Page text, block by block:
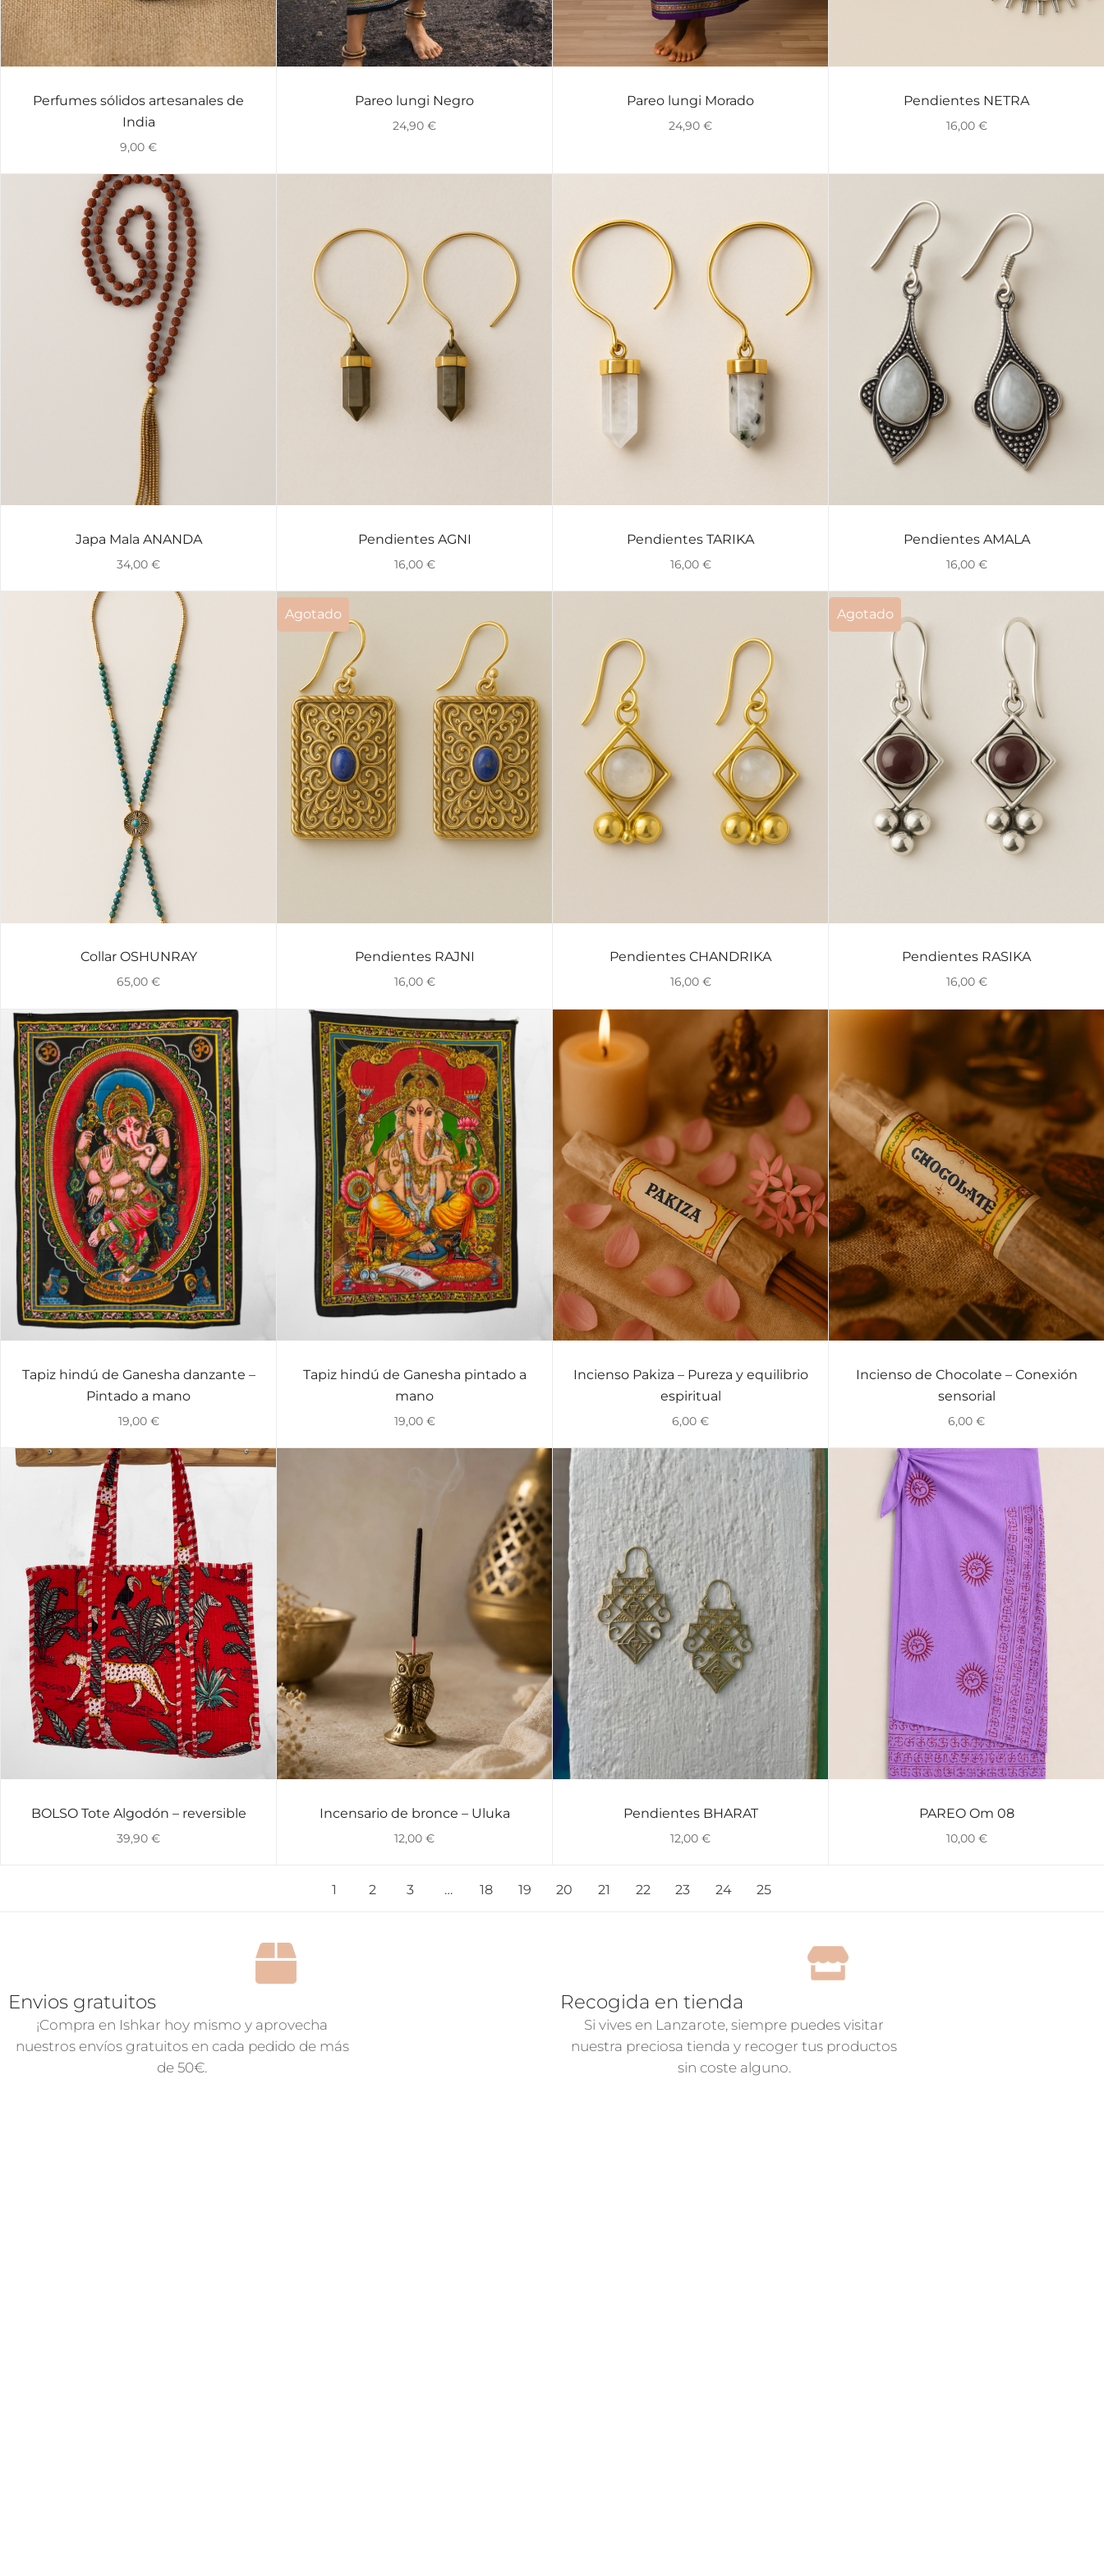
VISTA RÁPIDA
Perfumes sólidos artesanales de
India
9,00 €
VISTA RÁPIDA
Pareo lungi Negro
24,90 €
VISTA RÁPIDA
Pareo lungi Morado
24,90 €
VISTA RÁPIDA
Pendientes NETRA
16,00 €
VISTA RÁPIDA
Japa Mala ANANDA
34,00 €
VISTA RÁPIDA
Pendientes AGNI
16,00 €
VISTA RÁPIDA
Pendientes TARIKA
16,00 €
VISTA RÁPIDA
Pendientes AMALA
16,00 €
VISTA RÁPIDA
Collar OSHUNRAY
65,00 €
Agotado
VISTA RÁPIDA
Pendientes RAJNI
16,00 €
VISTA RÁPIDA
Pendientes CHANDRIKA
16,00 €
Agotado
VISTA RÁPIDA
Pendientes RASIKA
16,00 €
VISTA RÁPIDA
Tapiz hindú de Ganesha danzante –
Pintado a mano
19,00 €
VISTA RÁPIDA
Tapiz hindú de Ganesha pintado a
mano
19,00 €
VISTA RÁPIDA
Incienso Pakiza – Pureza y equilibrio
espiritual
6,00 €
VISTA RÁPIDA
Incienso de Chocolate – Conexión
sensorial
6,00 €
VISTA RÁPIDA
BOLSO Tote Algodón – reversible
39,90 €
VISTA RÁPIDA
Incensario de bronce – Uluka
12,00 €
VISTA RÁPIDA
Pendientes BHARAT
12,00 €
VISTA RÁPIDA
PAREO Om 08
10,00 €
1 2 3 … 18 19 20 21 22 23 24 25
Envios gratuitos
¡Compra en Ishkar hoy mismo y aprovecha
nuestros envíos gratuitos en cada pedido de más
de 50€.
Recogida en tienda
Si vives en Lanzarote, siempre puedes visitar
nuestra preciosa tienda y recoger tus productos
sin coste alguno.